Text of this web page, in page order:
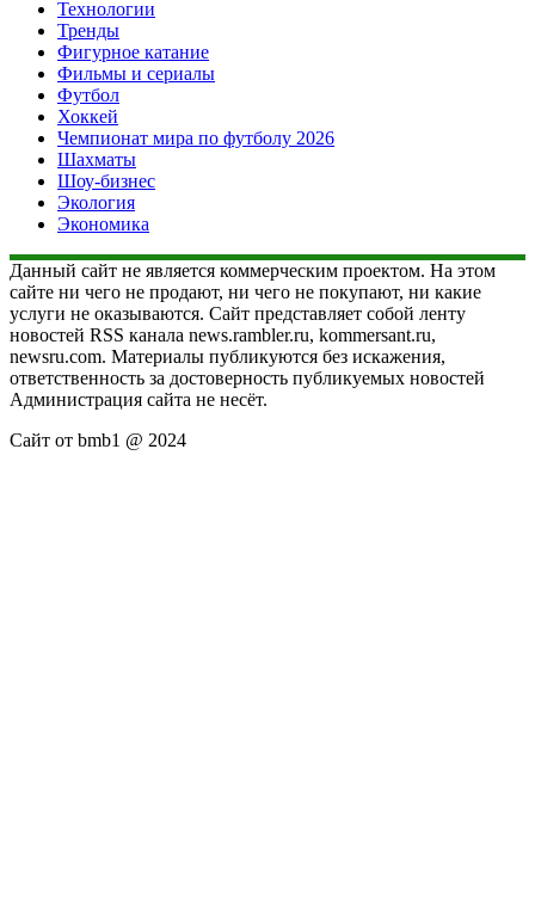
Технологии
Тренды
Фигурное катание
Фильмы и сериалы
Футбол
Хоккей
Чемпионат мира по футболу 2026
Шахматы
Шоу-бизнес
Экология
Экономика
Данный сайт не является коммерческим проектом. На этом
сайте ни чего не продают, ни чего не покупают, ни какие
услуги не оказываются. Сайт представляет собой ленту
новостей RSS канала news.rambler.ru, kommersant.ru,
newsru.com. Материалы публикуются без искажения,
ответственность за достоверность публикуемых новостей
Администрация сайта не несёт.
Сайт от bmb1 @ 2024